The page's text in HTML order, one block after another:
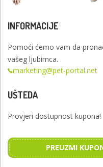
INFORMACIJE
Pomoći ćemo vam da
vašeg ljubimca.
marketing@pet-portal.net
UŠTEDA
Provjeri dostupnost kupona!
PREUZMI